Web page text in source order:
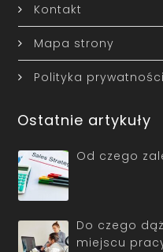
Kontakt
Mapa strony
Polityka prywatności
Ostatnie artykuły
Od czego
Do czego
miejscu